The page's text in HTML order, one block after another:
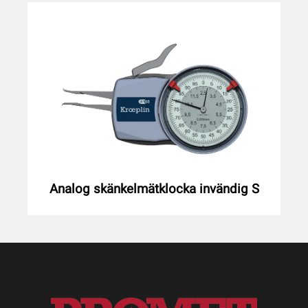
Analog skänkelmätklocka invändig S